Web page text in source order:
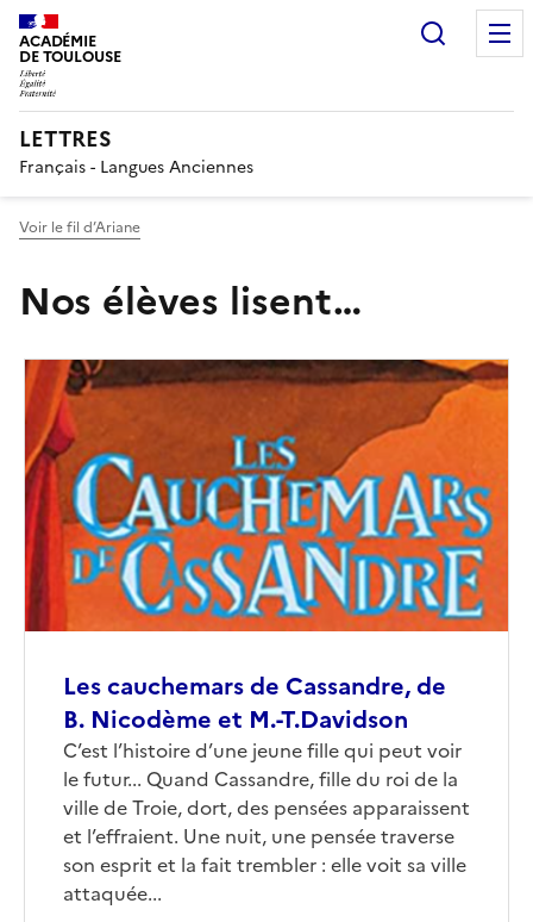
ACADÉMIE
DE TOULOUSE
LETTRES
Français - Langues Anciennes
Voir le fil d’Ariane
Nos élèves lisent…
Les cauchemars de Cassandre, de
B. Nicodème et M.-T.Davidson
Corps
C’est l’histoire d’une jeune fille qui peut voir
le futur... Quand Cassandre, fille du roi de la
ville de Troie, dort, des pensées apparaissent
et l’effraient. Une nuit, une pensée traverse
son esprit et la fait trembler : elle voit sa ville
attaquée...
Image
de
couverture
(conseillée)